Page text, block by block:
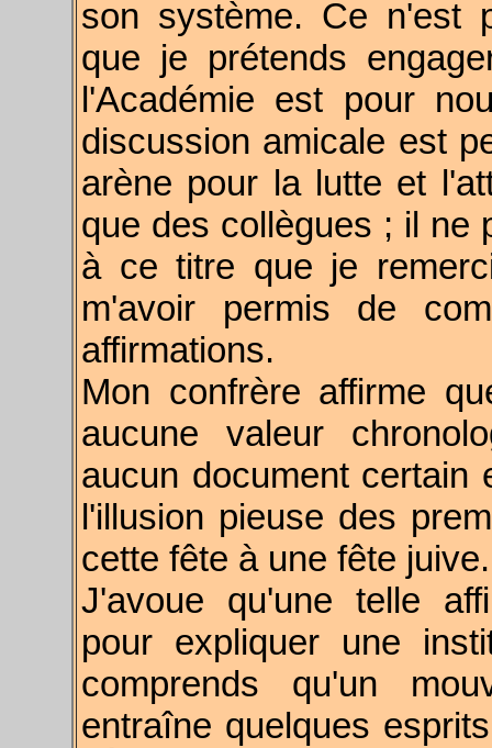
son système. Ce n'est
que je prétends
l'Académie est pour
discussion amicale est
arène pour la lutte et
que des collègues ; il ne
à ce titre que je
m'avoir permis de
affirmations.
Mon confrère affirme
aucune valeur
aucun document certain
l'illusion pieuse des
cette fête à une fête juive.
J'avoue qu'une telle
pour expliquer une
comprends qu'un
entraîne quelques